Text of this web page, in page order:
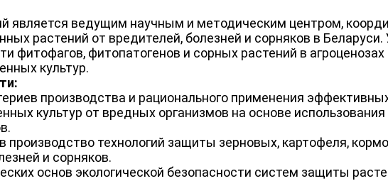
является ведущим научным и методическим центром,
растений от вредителей, болезней и сорняков в
фитофагов, фитопатогенов и сорных растений в
культур.
производства и рационального применения
культур от вредных организмов на основе
производство технологий защиты зерновых, картофеля,
и сорняков.
основ экологической безопасности систем защиты